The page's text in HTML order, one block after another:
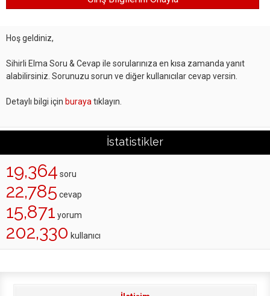
Hoş geldiniz,
Sihirli Elma Soru & Cevap ile sorularınıza en kısa zamanda yanıt
alabilirsiniz. Sorunuzu sorun ve diğer kullanıcılar cevap versin.
Detaylı bilgi için buraya tıklayın.
İstatistikler
19,364 soru
22,785 cevap
15,871 yorum
202,330 kullanıcı